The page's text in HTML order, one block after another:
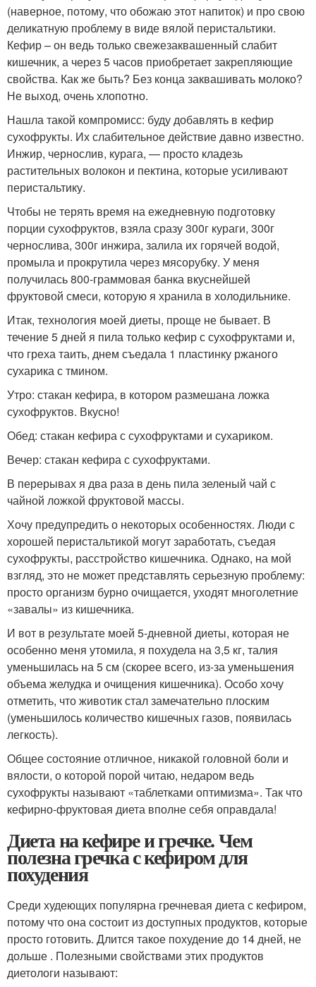
(наверное, потому, что обожаю этот напиток) и про свою
деликатную проблему в виде вялой перистальтики.
Кефир – он ведь только свежезаквашенный слабит
кишечник, а через 5 часов приобретает закрепляющие
свойства. Как же быть? Без конца заквашивать молоко?
Не выход, очень хлопотно.
Нашла такой компромисс: буду добавлять в кефир
сухофрукты. Их слабительное действие давно известно.
Инжир, чернослив, курага, — просто кладезь
растительных волокон и пектина, которые усиливают
перистальтику.
Чтобы не терять время на ежедневную подготовку
порции сухофруктов, взяла сразу 300г кураги, 300г
чернослива, 300г инжира, залила их горячей водой,
промыла и прокрутила через мясорубку. У меня
получилась 800-граммовая банка вкуснейшей
фруктовой смеси, которую я хранила в холодильнике.
Итак, технология моей диеты, проще не бывает. В
течение 5 дней я пила только кефир с сухофруктами и,
что греха таить, днем съедала 1 пластинку ржаного
сухарика с тмином.
Утро: стакан кефира, в котором размешана ложка
сухофруктов. Вкусно!
Обед: стакан кефира с сухофруктами и сухариком.
Вечер: стакан кефира с сухофруктами.
В перерывах я два раза в день пила зеленый чай с
чайной ложкой фруктовой массы.
Хочу предупредить о некоторых особенностях. Люди с
хорошей перистальтикой могут заработать, съедая
сухофрукты, расстройство кишечника. Однако, на мой
взгляд, это не может представлять серьезную проблему:
просто организм бурно очищается, уходят многолетние
«завалы» из кишечника.
И вот в результате моей 5-дневной диеты, которая не
особенно меня утомила, я похудела на 3,5 кг, талия
уменьшилась на 5 см (скорее всего, из-за уменьшения
объема желудка и очищения кишечника). Особо хочу
отметить, что животик стал замечательно плоским
(уменьшилось количество кишечных газов, появилась
легкость).
Общее состояние отличное, никакой головной боли и
вялости, о которой порой читаю, недаром ведь
сухофрукты называют «таблетками оптимизма». Так что
кефирно-фруктовая диета вполне себя оправдала!
Диета на кефире и гречке. Чем
полезна гречка с кефиром для
похудения
Среди худеющих популярна гречневая диета с кефиром,
потому что она состоит из доступных продуктов, которые
просто готовить. Длится такое похудение до 14 дней, не
дольше . Полезными свойствами этих продуктов
диетологи называют: